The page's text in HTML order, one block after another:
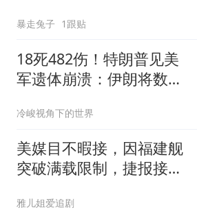
暴走兔子 1跟贴
18死482伤！特朗普见美
军遗体崩溃：伊朗将数倍
冷峻视角下的世界
美媒目不暇接，因福建舰
突破满载限制，捷报接连
雅儿姐爱追剧